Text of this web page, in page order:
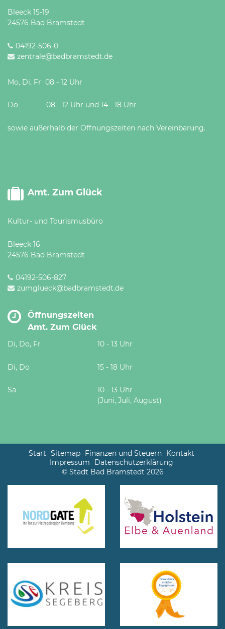
Bleeck 15-19
24576 Bad Bramstedt
04192-506-0
zentrale@badbramstedt.de
Mo, Di, Fr 08 - 12 Uhr
Do 08 - 12 Uhr und 14 - 18 Uhr
sowie außerhalb der Öffnungszeiten nach Vereinbarung.
Amt. Zum Glück
Kultur- und Tourismusbüro
Bleeck 16
24576 Bad Bramstedt
04192-506-827
zumglueck@badbramstedt.de
Öffnungszeiten
Amt. Zum Glück
Di, Do, Fr 10 - 13 Uhr
Di, Do 15 - 18 Uhr
Sa
10 - 13 Uhr
(Juni, Juli, August)
Start Sitemap Finanzen und Steuern Kontakt
Impressum
Datenschutzerklärung
© Stadt Bad Bramstedt 2026